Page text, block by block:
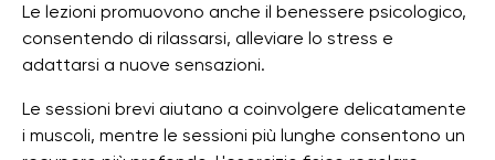
Le lezioni promuovono anche il benessere psicologico,
consentendo di rilassarsi, alleviare lo stress e
adattarsi a nuove sensazioni.
Le sessioni brevi aiutano a coinvolgere delicatamente
i muscoli, mentre le sessioni più lunghe consentono un